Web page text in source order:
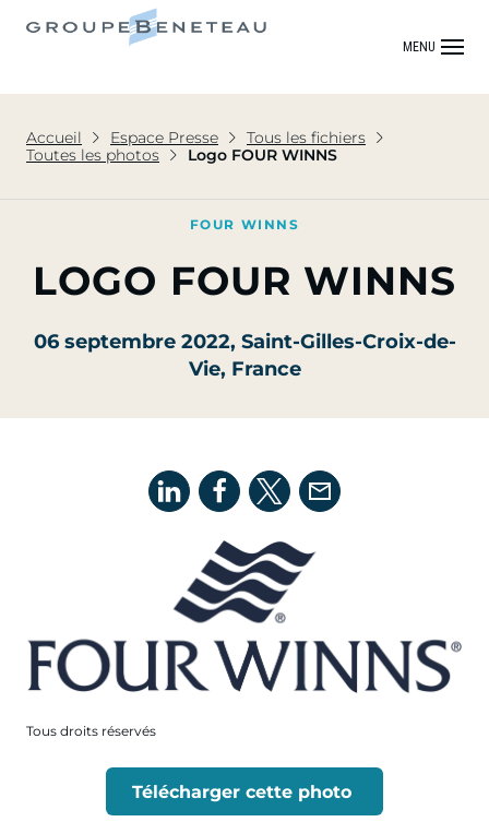
MENU
Accueil Espace Presse
Tous les fichiers
Toutes les photos
Logo FOUR WINNS
FOUR WINNS
LOGO FOUR WINNS
06 septembre 2022, Saint-Gilles-Croix-de-
Vie, France
Tous droits réservés
Télécharger cette photo